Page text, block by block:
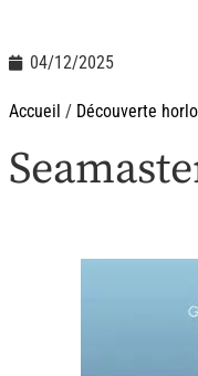
04/12/2025
Accueil / Découverte